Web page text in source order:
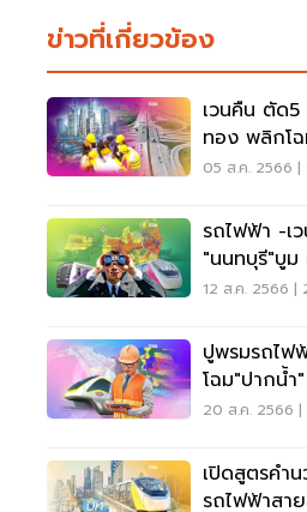
ข่าวที่เกี่ยวข้อง
เวนคืน ตัด5
ทอง พลิกโ
05 ส.ค. 2566
รถไฟฟ้า -เ
"นนทบุรี"บูม
ที่ดินพุ่ง
12 ส.ค. 2566 |
ปูพรมรถไฟ
โฉม"ปากนํ้
ที่ดินพุ่ง
20 ส.ค. 2566
เปิดสูตรคำ
รถไฟฟ้าสา